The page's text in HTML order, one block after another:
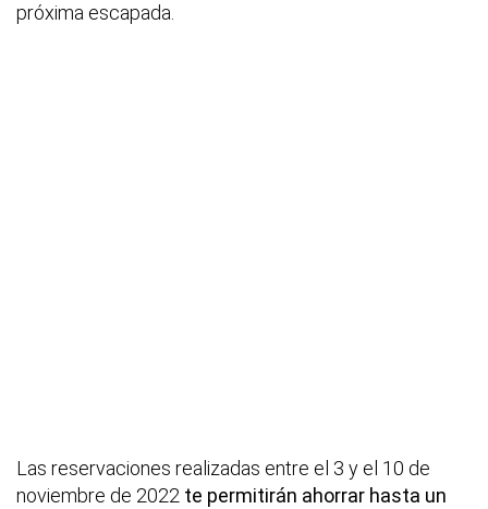
próxima escapada.
Las reservaciones realizadas entre el 3 y el 10 de
noviembre de 2022 te permitirán ahorrar hasta un